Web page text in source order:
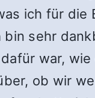
ich für die
bin sehr
war,
ob wir